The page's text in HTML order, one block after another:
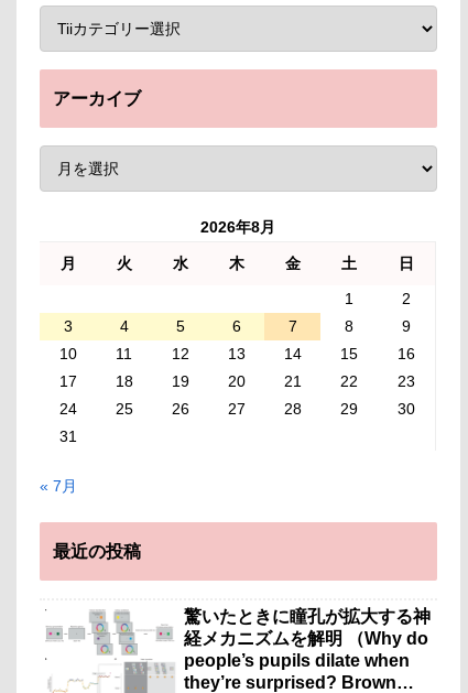
アーカイブ
2026年8月
月 火 水 木 金 土
日
1
2
3
4 5 6 7 8
9
10
11 12 13 14 15
16
17
18 19 20 21 22
23
24
25 26 27 28 29
30
31
« 7月
最近の投稿
驚いたときに瞳孔が拡大する神
経メカニズムを解明 （Why do
people’s pupils dilate when
they’re surprised? Brown